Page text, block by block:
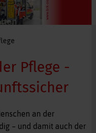
Pflege -
an der
– und damit auch der